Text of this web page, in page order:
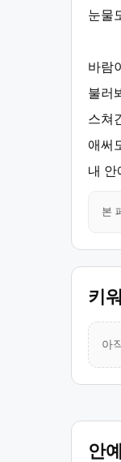
눈물
바람
불러
스쳐
애써
내 안
본
키
아
안